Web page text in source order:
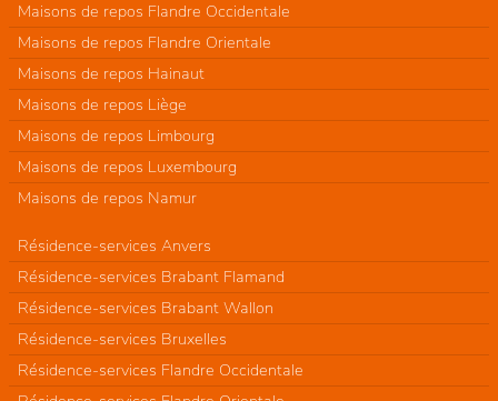
Maisons de repos Flandre Occidentale
Maisons de repos Flandre Orientale
Maisons de repos Hainaut
Maisons de repos Liège
Maisons de repos Limbourg
Maisons de repos Luxembourg
Maisons de repos Namur
Résidence-services Anvers
Résidence-services Brabant Flamand
Résidence-services Brabant Wallon
Résidence-services Bruxelles
Résidence-services Flandre Occidentale